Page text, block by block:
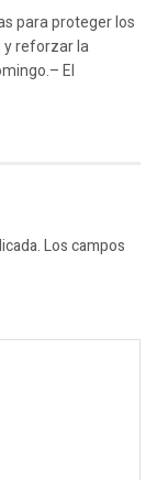
para proteger los
y reforzar la
El
Los campos